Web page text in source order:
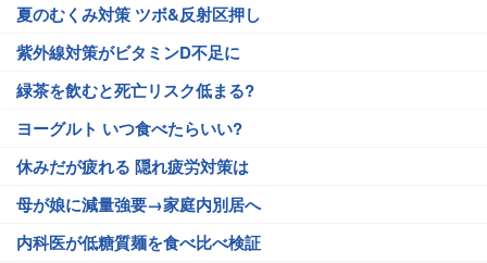
夏のむくみ対策 ツボ&反射区押し
紫外線対策がビタミンD不足に
緑茶を飲むと死亡リスク低まる?
ヨーグルト いつ食べたらいい?
休みだが疲れる 隠れ疲労対策は
母が娘に減量強要→家庭内別居へ
内科医が低糖質麺を食べ比べ検証